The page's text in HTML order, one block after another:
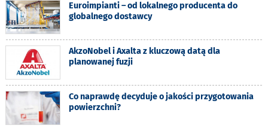
Euroimpianti – od lokalnego producenta do
globalnego dostawcy
AkzoNobel i Axalta z kluczową datą dla
planowanej fuzji
Co naprawdę decyduje o jakości przygotowania
powierzchni?